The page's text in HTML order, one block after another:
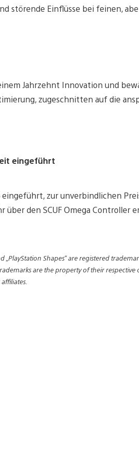
störende Einflüsse bei feinen,
Jahrzehnt Innovation und
zugeschnitten auf die
eingeführt
eingeführt, zur unverbindlichen
über den SCUF Omega Controller
„PlayStation Shapes“ are registered
are the property of their